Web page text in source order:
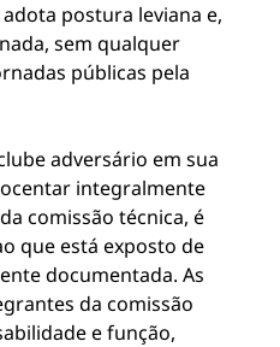
postura leviana e,
sem qualquer
públicas pela
adversário em sua
integralmente
comissão técnica, é
que está exposto de
documentada. As
da comissão
e função,